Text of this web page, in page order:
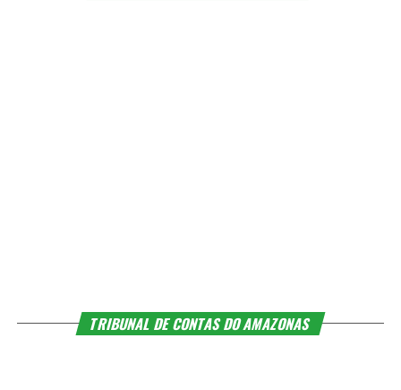
TRIBUNAL DE CONTAS DO AMAZONAS